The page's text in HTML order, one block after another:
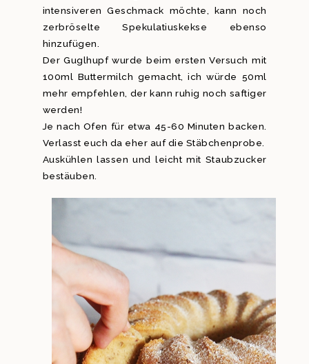
intensiveren Geschmack möchte, kann noch
zerbröselte Spekulatiuskekse ebenso
hinzufügen.
Der Guglhupf wurde beim ersten Versuch mit
100ml Buttermilch gemacht, ich würde 50ml
mehr empfehlen, der kann ruhig noch saftiger
werden!
Je nach Ofen für etwa 45-60 Minuten backen.
Verlasst euch da eher auf die Stäbchenprobe.
Auskühlen lassen und leicht mit Staubzucker
bestäuben.